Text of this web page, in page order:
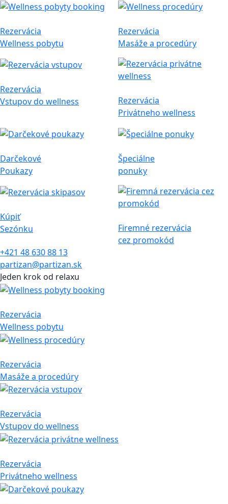
Rezervácia
Wellness pobytu
Rezervácia
Masáže a procedúry
Rezervácia
Vstupov do wellness
Rezervácia
Privátneho wellness
Darčekové
Poukazy
Špeciálne
ponuky
Kúpiť
Sezónku
Firemné rezervácia
cez promokód
+421 48 630 88 13
partizan@partizan.sk
Jeden krok od relaxu
Rezervácia
Wellness pobytu
Rezervácia
Masáže a procedúry
Rezervácia
Vstupov do wellness
Rezervácia
Privátneho wellness